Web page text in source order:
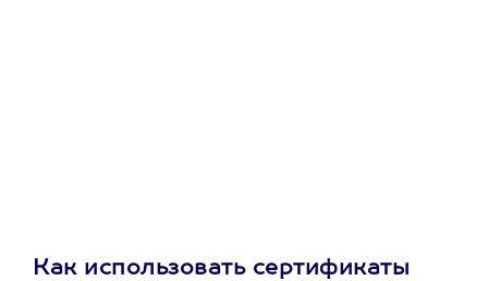
Как использовать сертификаты